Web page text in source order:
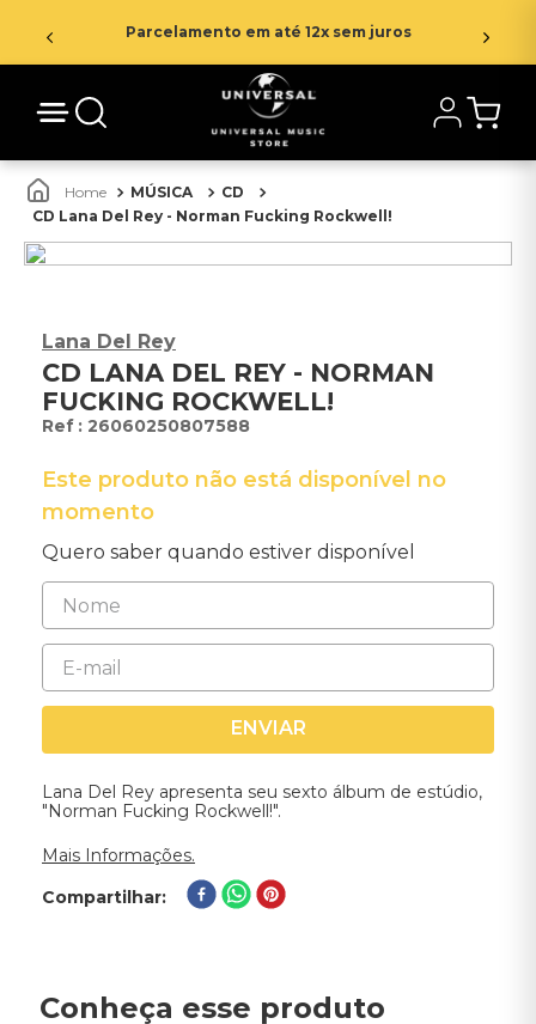
Parcelamento em até 12x sem juros
MÚSICA
CD
CD Lana Del Rey - Norman Fucking Rockwell!
Lana Del Rey
CD LANA DEL REY - NORMAN
FUCKING ROCKWELL!
: 26060250807588
Este produto não está disponível no
momento
Quero saber quando estiver disponível
ENVIAR
Lana Del Rey apresenta seu sexto álbum de estúdio,
"Norman Fucking Rockwell!".
Mais Informações.
Compartilhar
Conheça esse produto